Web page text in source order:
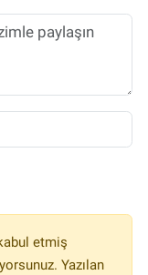
etmiş
Yazılan